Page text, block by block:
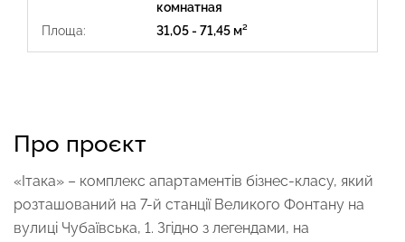
комнатная
Площа:
31,05 - 71,45 м²
Про проєкт
«Ітака» – комплекс апартаментів бізнес-класу, який
розташований на 7-й станції Великого Фонтану на
вулиці Чубаївська, 1. Згідно з легендами, на